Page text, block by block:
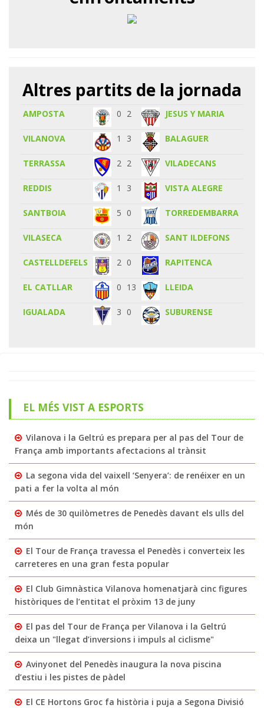
Altres partits de la jornada
AMPOSTA 0 2 JESUS Y MARIA
VILANOVA 1 3 BALAGUER
TERRASSA 2 2 VILADECANS
REDDIS 1 3 VISTA ALEGRE
SANTBOIA 5 0 TORREDEMBARRA
VILASECA 1 2 SANT ILDEFONS
CASTELLDEFELS 2 0 RAPITENCA
EL CATLLAR 0 13 LLEIDA
IGUALADA 3 0 SUBURENSE
EL MÉS VIST A ESPORTS
Vilanova i la Geltrú es prepara per al pas del Tour de
França amb importants afectacions al trànsit
La segona vida del vaixell ‘Senyera’: de renéixer en un
pati a fer la volta al món
Més de 30 quilòmetres de Penedès davant els ulls del
món
El Tour de França travessa el Penedès i converteix les
carreteres en una gran festa popular
El Club Gimnàstica Vilanova homenatjarà cinc figures
històriques de l’entitat el pròxim 13 de juny
El pas del Tour de França per Vilanova i la Geltrú
deixa un "llegat d’inversions i impuls al ciclisme"
Avinyonet del Penedès inaugura la nova piscina
d’estiu i les pistes de pàdel
El CE Hortons Groc fa història i puja a Segona Divisió